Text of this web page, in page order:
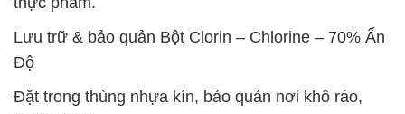
Lưu trữ & bảo quản Bột Clorin – Chlorine – 70% Ấn
Độ
Đặt trong thùng nhựa kín, bảo quản nơi khô ráo,